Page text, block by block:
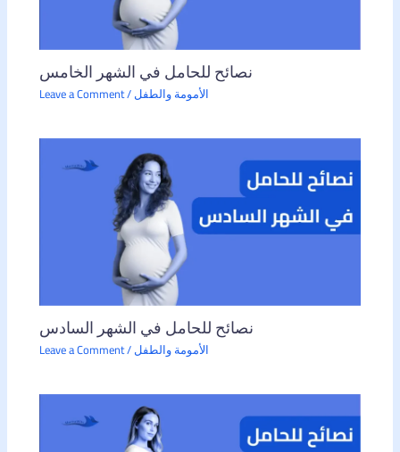
نصائح للحامل في الشهر الخامس
Leave a Comment/الأمومة والطفل
نصائح للحامل في الشهر السادس
Leave a Comment/الأمومة والطفل